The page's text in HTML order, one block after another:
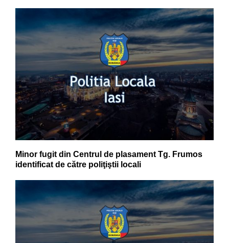
Minor fugit din Centrul de plasament Tg. Frumos
identificat de către poliţiştii locali